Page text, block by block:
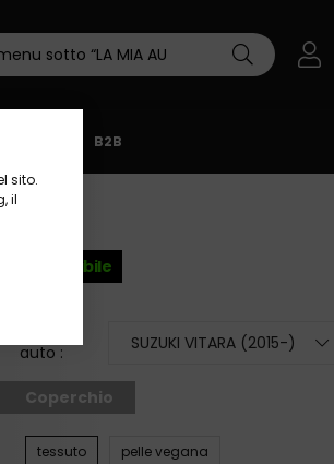
B2B
Disponibile
auto :
Coperchio
tessuto pelle vegana
sito.
il